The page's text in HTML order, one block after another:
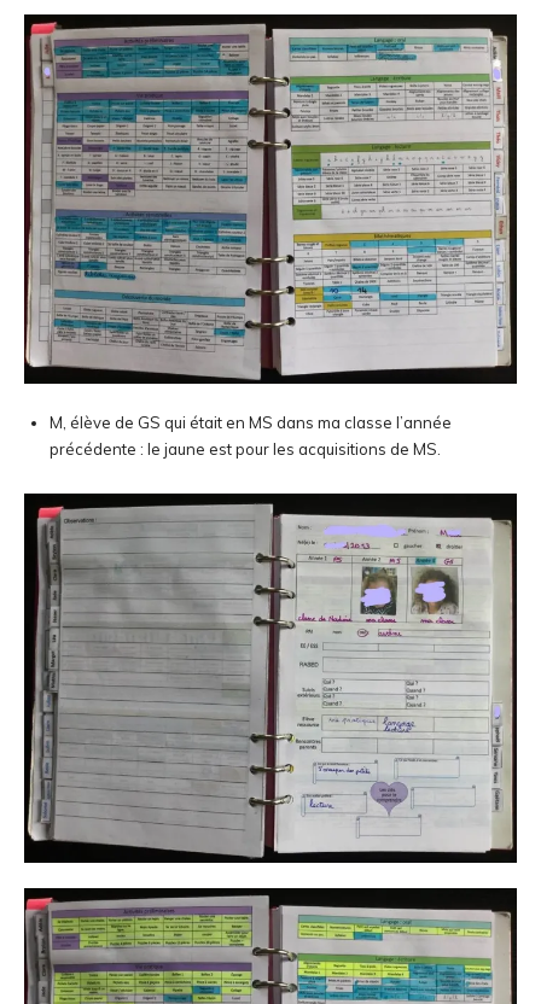
M, élève de GS qui était en MS dans ma classe l’année
précédente : le jaune est pour les acquisitions de MS.